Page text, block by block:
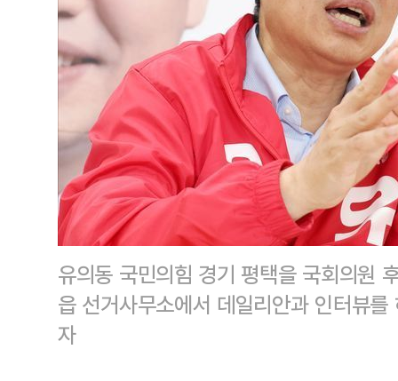
유의동 국민의힘 경기 평택을 국회의원
읍 선거사무소에서 데일리안과 인터뷰
자